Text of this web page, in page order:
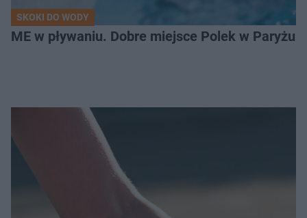
SKOKI DO WODY
ME w pływaniu. Dobre miejsce Polek w Paryżu